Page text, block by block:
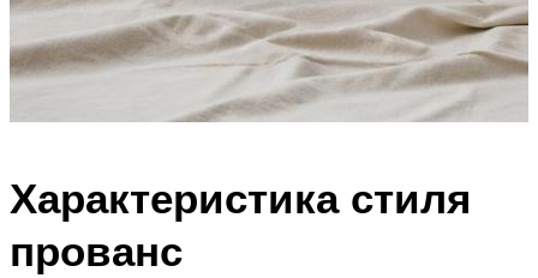
Характеристика стиля
прованс